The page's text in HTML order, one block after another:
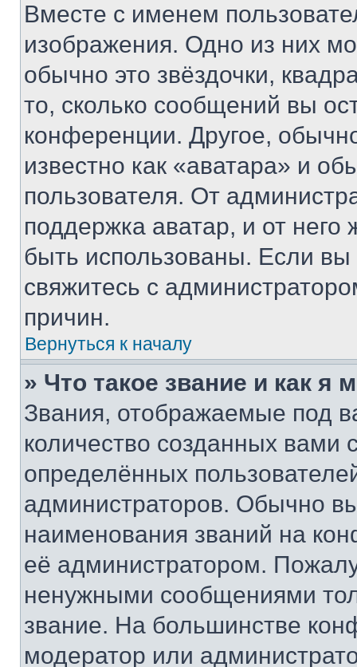
Вместе с именем
изображения. Одно из них
обычно это звёздочки,
то, сколько сообщений вы
конференции. Другое,
известно как «аватара» и
пользователя. От
поддержка аватар, и от него
быть использованы. Если
свяжитесь с
причин.
Вернуться к началу
» Что такое звание и как я
Звания, отображаемые под
количество созданных
определённых
администраторов. Обычно
наименования званий на
её администратором.
ненужными сообщениями
звание. На большинстве
модератор или